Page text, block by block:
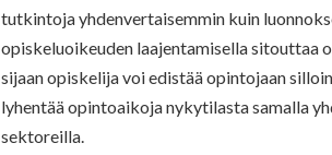
tutkintoja yhdenvertaisemmin kuin
opiskeluoikeuden laajentamisella sitouttaa
sijaan opiskelija voi edistää opintojaan
lyhentää opintoaikoja nykytilasta samalla
sektoreilla.